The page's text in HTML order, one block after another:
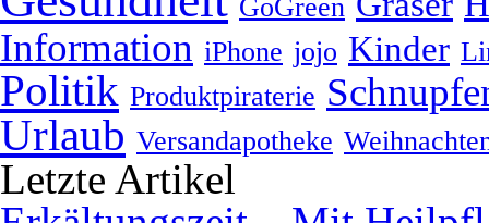
GoGreen
Information iPhone jojo Kinder
Politik Produktpiraterie
Urlaub Versandapotheke
Letzte Artikel